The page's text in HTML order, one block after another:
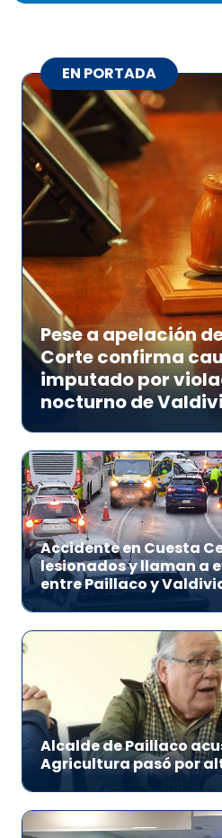
EN PORTADA
Pese a apelación
Corte confirma
imputado por
nocturno de
Accidente en Cuesta
lesionados y llaman a
entre Paillaco y
Alcalde de Paillaco
Agricultura pasó por